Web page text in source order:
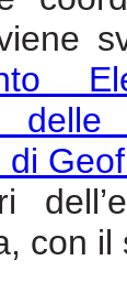
delle
di
con il